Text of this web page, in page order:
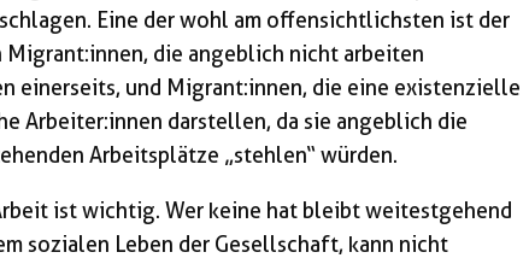
Eine der wohl am offensichtlichsten ist der
Migrant:innen, die angeblich nicht arbeiten
einerseits, und Migrant:innen, die eine existenzielle
Arbeiter:innen darstellen, da sie angeblich die
Arbeitsplätze „stehlen“ würden.
ist wichtig. Wer keine hat bleibt weitestgehend
sozialen Leben der Gesellschaft, kann nicht